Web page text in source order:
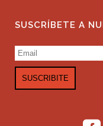
SUSCRÍBETE A